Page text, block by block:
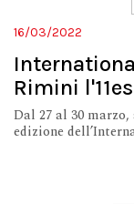
16/03/2022
Rimini
Dal 27 al 30
edizione